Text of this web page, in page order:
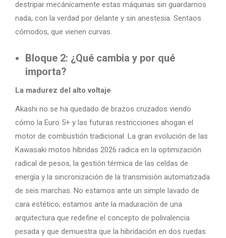
destripar mecánicamente estas máquinas sin guardarnos
nada, con la verdad por delante y sin anestesia. Sentaos
cómodos, que vienen curvas.
Bloque 2: ¿Qué cambia y por qué
importa?
La madurez del alto voltaje
Akashi no se ha quedado de brazos cruzados viendo
cómo la Euro 5+ y las futuras restricciones ahogan el
motor de combustión tradicional. La gran evolución de las
Kawasaki motos híbridas 2026 radica en la optimización
radical de pesos, la gestión térmica de las celdas de
energía y la sincronización de la transmisión automatizada
de seis marchas. No estamos ante un simple lavado de
cara estético; estamos ante la maduración de una
arquitectura que redefine el concepto de polivalencia
pesada y que demuestra que la hibridación en dos ruedas